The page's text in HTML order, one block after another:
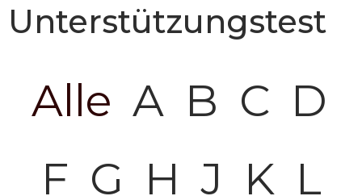
Unterstützungstest
Alle A B C D
F G H J K L